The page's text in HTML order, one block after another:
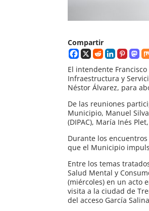
Compartir
El intendente
Infraestructura y
Néstor Álvarez, para
De las reuniones
Municipio, Manuel
(DIPAC), María Inés
Durante los
que el Municipio
Entre los temas
Salud Mental y
(miércoles) en un acto
visita a la ciudad de
del acceso García